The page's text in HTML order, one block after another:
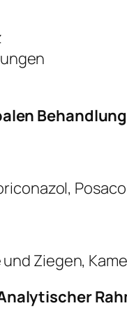
Ziegen,